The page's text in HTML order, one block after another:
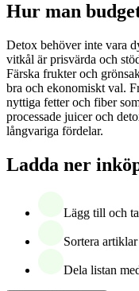
Hur man
Detox behöver inte vara
vitkål är prisvärda och
Färska frukter och
bra och ekonomiskt val.
nyttiga fetter och fiber
processade juicer och
långvariga fördelar.
Ladda ner
Lägg till och
Sortera
Dela listan